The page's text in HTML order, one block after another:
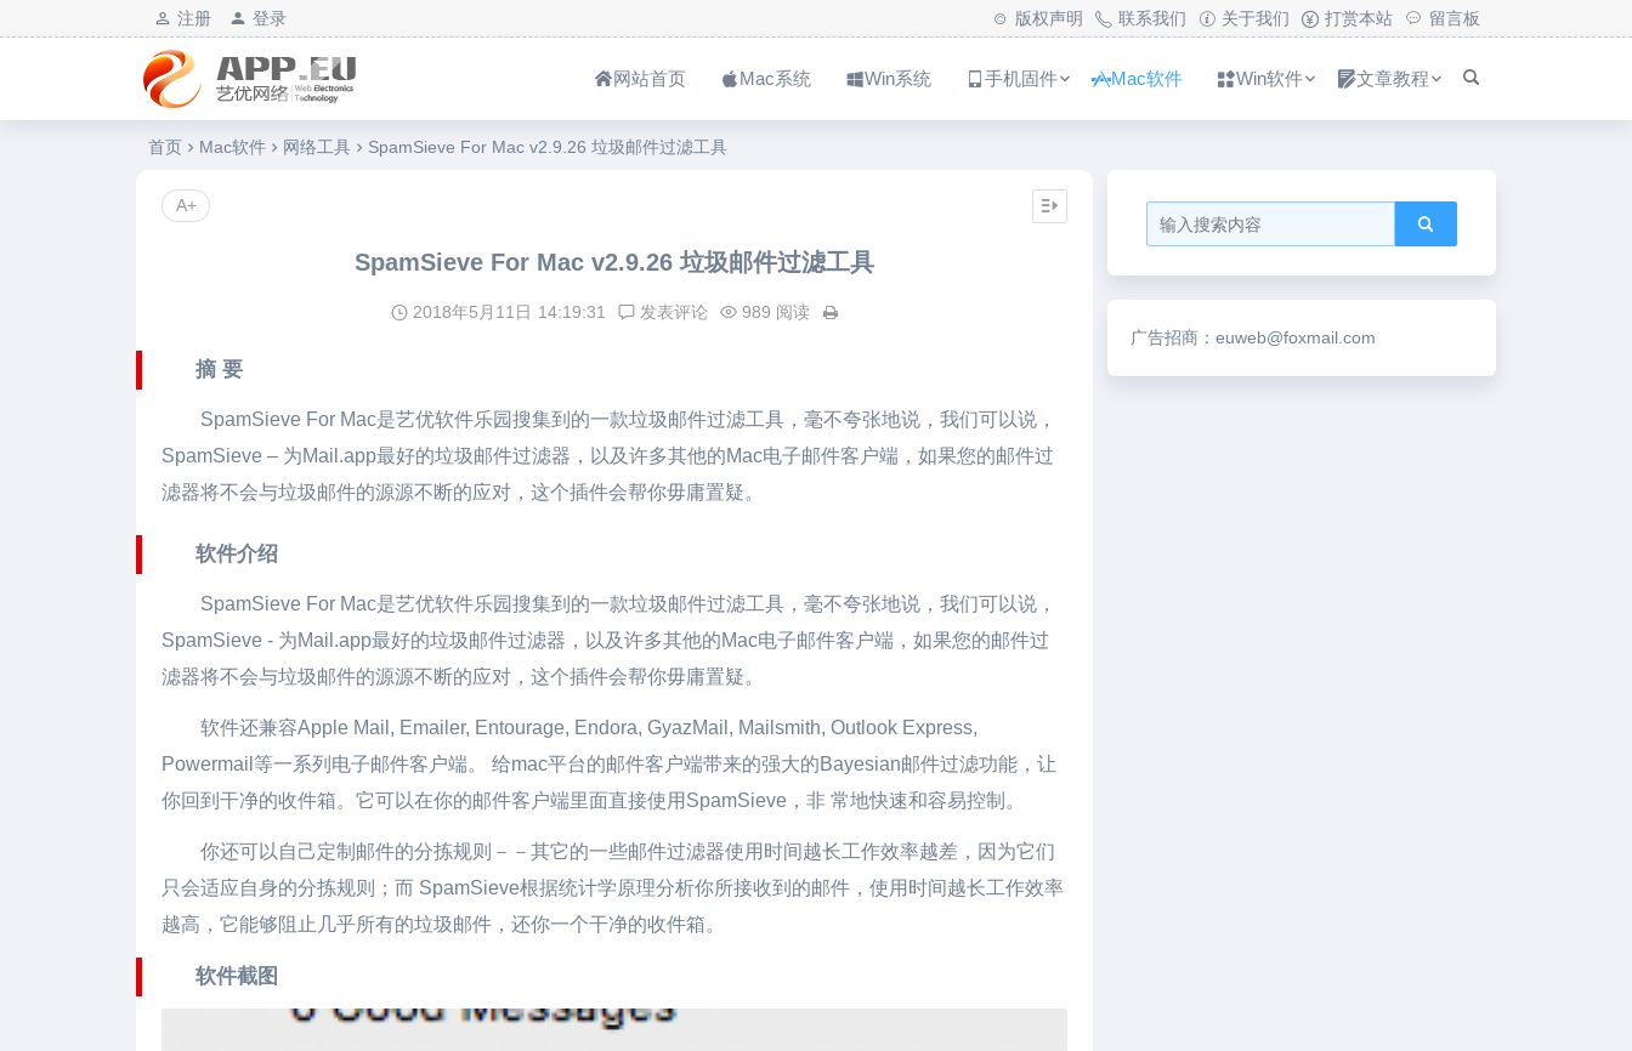
注册 登录 版权声明 联系我们 关于我们 打赏本站 留言板
艺优软件乐园
网站首页 Mac系统 Win系统 手机固件 Mac软件 Win软件 文章教程
首页 Mac软件 网络工具 SpamSieve For Mac v2.9.26 垃圾邮件过滤工具
SpamSieve For Mac v2.9.26 垃圾邮件过滤工具
2018年5月11日 14:19:31 发表评论 989 阅读
摘 要
SpamSieve For Mac是艺优软件乐园搜集到的一款垃圾邮件过滤工具，毫不夸张地说，我们可以说，
SpamSieve – 为Mail.app最好的垃圾邮件过滤器，以及许多其他的Mac电子邮件客户端，如果您的邮件过
滤器将不会与垃圾邮件的源源不断的应对，这个插件会帮你毋庸置疑。
软件介绍
SpamSieve For Mac是艺优软件乐园搜集到的一款垃圾邮件过滤工具，毫不夸张地说，我们可以说，
SpamSieve - 为Mail.app最好的垃圾邮件过滤器，以及许多其他的Mac电子邮件客户端，如果您的邮件过
滤器将不会与垃圾邮件的源源不断的应对，这个插件会帮你毋庸置疑。
软件还兼容Apple Mail, Emailer, Entourage, Endora, GyazMail, Mailsmith, Outlook Express,
Powermail等一系列电子邮件客户端。 给mac平台的邮件客户端带来的强大的Bayesian邮件过滤功能，让
你回到干净的收件箱。它可以在你的邮件客户端里面直接使用SpamSieve，非 常地快速和容易控制。
你还可以自己定制邮件的分拣规则－－其它的一些邮件过滤器使用时间越长工作效率越差，因为它们
只会适应自身的分拣规则；而 SpamSieve根据统计学原理分析你所接收到的邮件，使用时间越长工作效率
越高，它能够阻止几乎所有的垃圾邮件，还你一个干净的收件箱。
软件截图
A+
广告招商：euweb@foxmail.com